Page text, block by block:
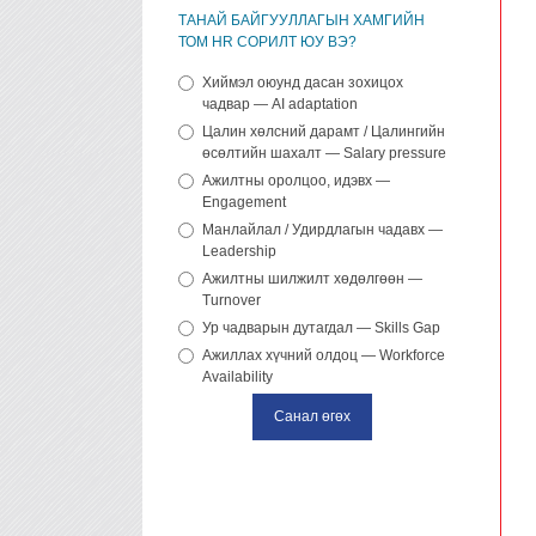
ТАНАЙ БАЙГУУЛЛАГЫН ХАМГИЙН
ТОМ HR СОРИЛТ ЮУ ВЭ?
Хиймэл оюунд дасан зохицох
чадвар — AI adaptation
Цалин хөлсний дарамт / Цалингийн
өсөлтийн шахалт — Salary pressure
Ажилтны оролцоо, идэвх —
Engagement
Манлайлал / Удирдлагын чадавх —
Leadership
Ажилтны шилжилт хөдөлгөөн —
Turnover
Ур чадварын дутагдал — Skills Gap
Ажиллах хүчний олдоц — Workforce
Availability